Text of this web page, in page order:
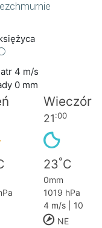
4 m/s
0 mm
Wieczór
21:00
23°C
0mm
1019 hPa
4 m/s | 10
NE